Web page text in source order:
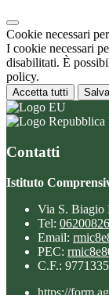
Cookie necessari
I cookie necessari
disabilitati. È
policy.
Accetta tutti
Contatti
Istituto
Via S. Biagio
Tel:
Email:
PEC:
C.F.:
https://